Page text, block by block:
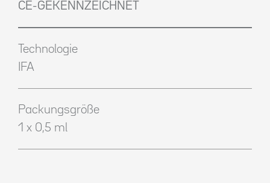
CE-GEKENNZEICHNET
Technologie
IFA
Packungsgröße
1 x 0,5 ml